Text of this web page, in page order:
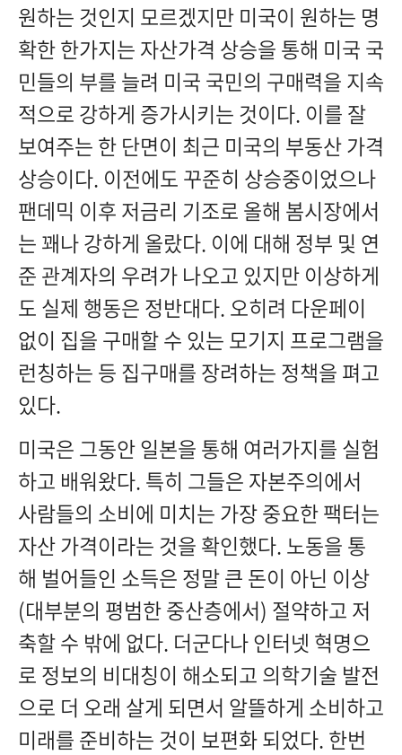
원하는 것인지 모르겠지만 미국이 원하는 명
확한 한가지는 자산가격 상승을 통해 미국 국
민들의 부를 늘려 미국 국민의 구매력을 지속
적으로 강하게 증가시키는 것이다. 이를 잘
보여주는 한 단면이 최근 미국의 부동산 가격
상승이다. 이전에도 꾸준히 상승중이었으나
팬데믹 이후 저금리 기조로 올해 봄시장에서
는 꽤나 강하게 올랐다. 이에 대해 정부 및 연
준 관계자의 우려가 나오고 있지만 이상하게
도 실제 행동은 정반대다. 오히려 다운페이
없이 집을 구매할 수 있는 모기지 프로그램을
런칭하는 등 집구매를 장려하는 정책을 펴고
있다.
미국은 그동안 일본을 통해 여러가지를 실험
하고 배워왔다. 특히 그들은 자본주의에서
사람들의 소비에 미치는 가장 중요한 팩터는
자산 가격이라는 것을 확인했다. 노동을 통
해 벌어들인 소득은 정말 큰 돈이 아닌 이상
(대부분의 평범한 중산층에서) 절약하고 저
축할 수 밖에 없다. 더군다나 인터넷 혁명으
로 정보의 비대칭이 해소되고 의학기술 발전
으로 더 오래 살게 되면서 알뜰하게 소비하고
미래를 준비하는 것이 보편화 되었다. 한번